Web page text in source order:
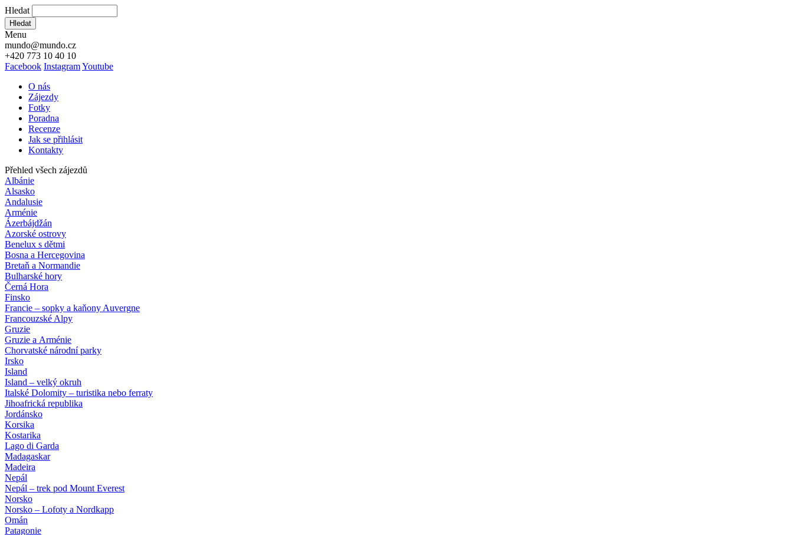
Hledat
Hledat
Menu
mundo@mundo.cz
+420 773 10 40 10
Facebook InstagramYoutube
O nás
Zájezdy
Fotky
Poradna
Recenze
Jak se přihlásit
Kontakty
Přehled všech zájezdů
Albánie
Alsasko
Andalusie
Arménie
Ázerbájdžán
Azorské ostrovy
Benelux s dětmi
Bosna a Hercegovina
Bretaň a Normandie
Bulharské hory
Černá Hora
Finsko
Francie – sopky a kaňony Auvergne
Francouzské Alpy
Gruzie
Gruzie a Arménie
Chorvatské národní parky
Irsko
Island
Island – velký okruh
Italské Dolomity – turistika nebo ferraty
Jihoafrická republika
Jordánsko
Korsika
Kostarika
Lago di Garda
Madagaskar
Madeira
Nepál
Nepál – trek pod Mount Everest
Norsko
Norsko – Lofoty a Nordkapp
Omán
Patagonie